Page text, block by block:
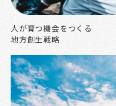
人が育つ機会をつくる
地方創生戦略